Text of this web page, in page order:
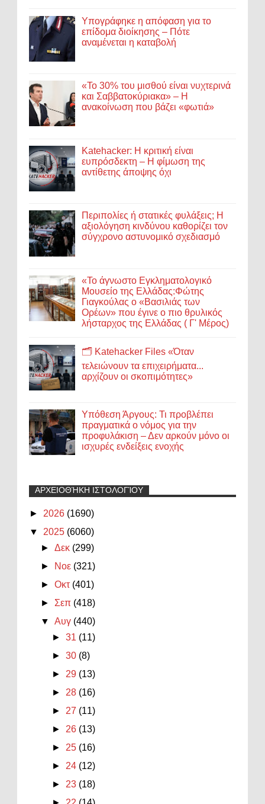
Υπογράφηκε η απόφαση για το
επίδομα διοίκησης – Πότε
αναμένεται η καταβολή
«Το 30% του μισθού είναι νυχτερινά
και Σαββατοκύριακα» – Η
ανακοίνωση που βάζει «φωτιά»
Katehacker: Η κριτική είναι
ευπρόσδεκτη – Η φίμωση της
αντίθετης άποψης όχι
Περιπολίες ή στατικές φυλάξεις; Η
αξιολόγηση κινδύνου καθορίζει τον
σύγχρονο αστυνομικό σχεδιασμό
«Το άγνωστο Εγκληματολογικό
Μουσείο της Ελλάδας:Φώτης
Γιαγκούλας ο «Βασιλιάς των
Ορέων» που έγινε ο πιο θρυλικός
λήσταρχος της Ελλάδας ( Γ' Μέρος)
🗂️ Katehacker Files «Όταν
τελειώνουν τα επιχειρήματα...
αρχίζουν οι σκοπιμότητες»
Υπόθεση Άργους: Τι προβλέπει
πραγματικά ο νόμος για την
προφυλάκιση – Δεν αρκούν μόνο οι
ισχυρές ενδείξεις ενοχής
ΑΡΧΕΙΟΘΉΚΗ ΙΣΤΟΛΟΓΊΟΥ
► 2026 (1690)
▼ 2025 (6060)
►Δεκ (299)
►
Νοε (321)
►Οκτ (401)
► Σεπ (418)
▼Αυγ (440)
►31 (11)
►30 (8)
► 29 (13)
► 28 (16)
► 27 (11)
► 26 (13)
► 25 (16)
► 24 (12)
► 23 (18)